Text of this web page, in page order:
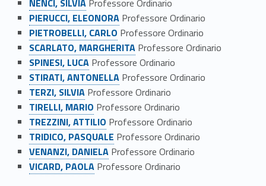
NENCI, SILVIAProfessore Ordinario
PIERUCCI, ELEONORAProfessore Ordinario
PIETROBELLI, CARLO Professore Ordinario
SCARLATO, MARGHERITAProfessore Ordinario
SPINESI, LUCAProfessore Ordinario
STIRATI, ANTONELLAProfessore Ordinario
TERZI, SILVIAProfessore Ordinario
TIRELLI, MARIO Professore Ordinario
TREZZINI, ATTILIO Professore Ordinario
TRIDICO, PASQUALE Professore Ordinario
VENANZI, DANIELAProfessore Ordinario
VICARD, PAOLAProfessore Ordinario
Skip back to navigation